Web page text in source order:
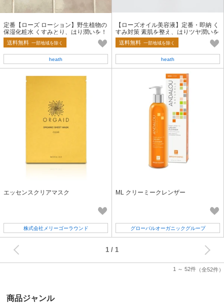
定番【ローズ ローション】野生植物の
保湿化粧水 くすみとり、はり潤いを！
180mL
送料無料 一部地域を除く
heath
【ローズオイル美容液】定番・即納 く
すみ対策 素肌を整え、はりツヤ潤いを
与える（10ml）
送料無料 一部地域を除く
heath
エッセンスクリアマスク
株式会社メリーゴーラウンド
ML クリーミークレンザー
グローバルオーガニックグループ
1 ～ 52件 （全52件）
1
商品ジャンル